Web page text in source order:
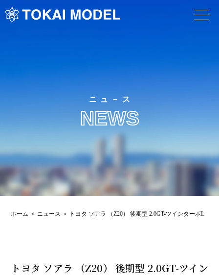
ニュ－ス
NEWS
ホーム ニュース トヨタ ソアラ （Z20） 後期型 2.0GT-ツインターボL （
トヨタ ソアラ （Z20） 後期型 2.0GT-ツイン